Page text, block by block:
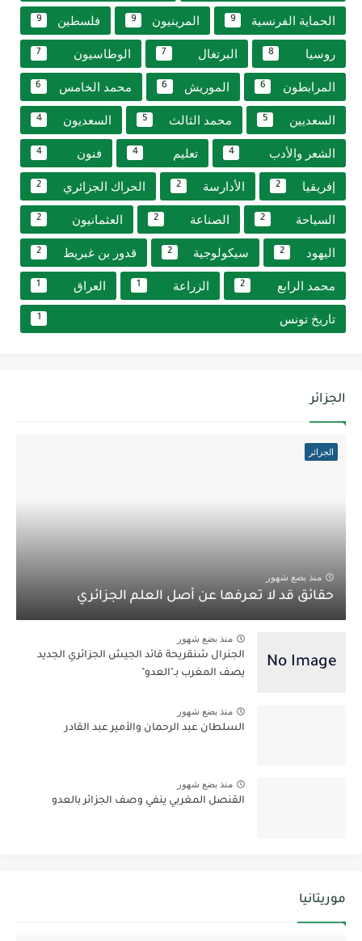
الحماية الفرنسية 9 المرينيون 9 فلسطين 9
روسيا 8 البرتغال 7 الوطاسيون 7
المرابطون 6 الموريش 6 محمد الخامس 6
السعديين 5 محمد الثالث 5 السعديون 4
الشعر والأدب 4 تعليم 4 فنون 4
إفريقيا 2 الأدارسة 2 الحراك الجزائري 2
السياحة 2 الصناعة 2 العثمانيون 2
اليهود 2 سيكولوجية 2 قدور بن غبريط 2
محمد الرابع 2 الزراعة 1 العراق 1
تاريخ تونس 1
الجزائر
الجزائر
منذ بضع شهور
حقائق قد لا تعرفها عن أصل العلم الجزائري
منذ بضع شهور
الجنرال شنقريحة قائد الجيش الجزائري الجديد
يصف المغرب بـ"العدو"
منذ بضع شهور
السلطان عبد الرحمان والأمير عبد القادر
منذ بضع شهور
القنصل المغربي ينفي وصف الجزائر بالعدو
موريتانيا